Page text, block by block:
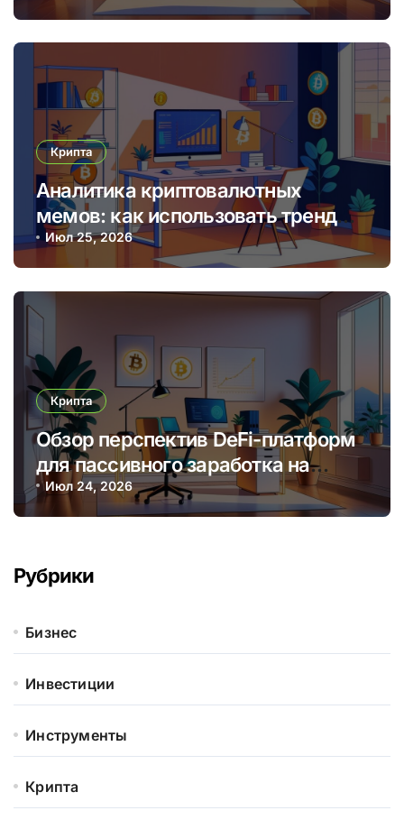
Крипта
Аналитика криптовалютных
мемов: как использовать тренды
для прибыльных торговых
решений
Июл 25, 2026
Крипта
Обзор перспектив DeFi-платформ
для пассивного заработка на
криптовалютных стейкингах
Июл 24, 2026
Рубрики
Бизнес
Инвестиции
Инструменты
Крипта